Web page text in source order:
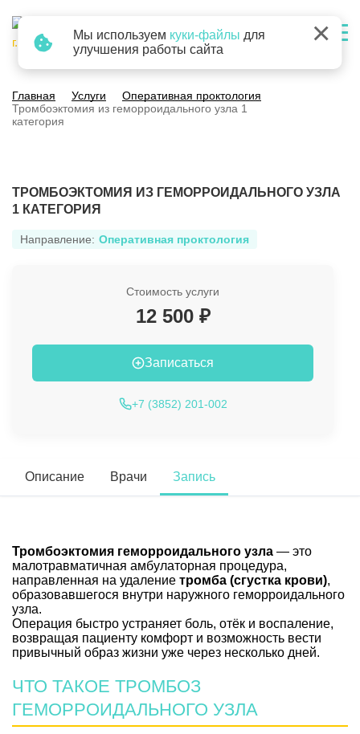
г. Барнаул
Главная Услуги
Оперативная проктология
Тромбоэктомия из геморроидального узла 1
категория
ТРОМБОЭКТОМИЯ ИЗ ГЕМОРРОИДАЛЬНОГО УЗЛА
1 КАТЕГОРИЯ
Направление: Оперативная проктология
Стоимость услуги
12 500 ₽
Записаться
+7 (3852) 201-002
Описание Врачи Запись
Тромбоэктомия геморроидального узла — это
малотравматичная амбулаторная процедура,
направленная на удаление тромба (сгустка крови),
образовавшегося внутри наружного геморроидального
узла.
Операция быстро устраняет боль, отёк и воспаление,
возвращая пациенту комфорт и возможность вести
привычный образ жизни уже через несколько дней.
ЧТО ТАКОЕ ТРОМБОЗ
ГЕМОРРОИДАЛЬНОГО УЗЛА
Мы используем куки-файлы для
улучшения работы сайта
×